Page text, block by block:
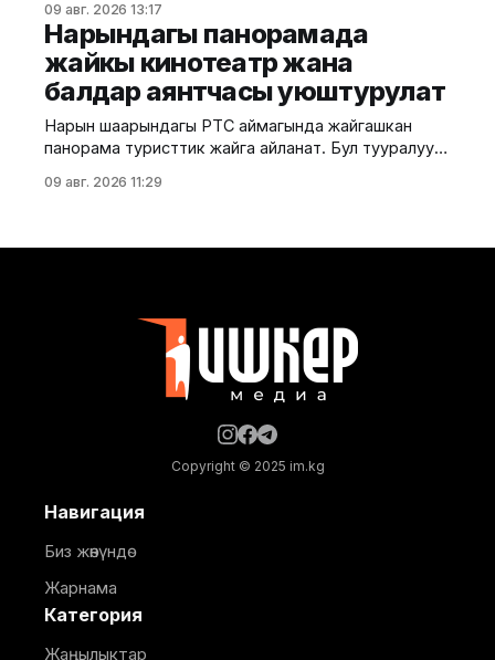
чара Евразия өкмөттөр аралык кеңешинин
жыйынынын алкагында уюштурулуп, ага
Кыргызстан менен Россиянын мамлекеттик
органдарынын, бизнес ишканаларынын, өнүктүрүү
институттарынын жана эксперттик коомчулуктун
өкүлдөрү катышты. Форумдун биринчи күнүнүн
жыйынтыгында бир катар келишимдерге кол
09 авг. 2026 13:17
Нарындагы панорамада
жайкы кинотеатр жана
балдар аянтчасы уюштурулат
Нарын шаарындагы РТС аймагында жайгашкан
панорама туристтик жайга айланат. Бул тууралуу
ылайык, Нарындын мэри Жылдызбек Беккелдиев
09 авг. 2026 11:29
Copyright © 2025 im.kg
Навигация
Биз жөнүндө
Жарнама
Категория
Жаңылыктар